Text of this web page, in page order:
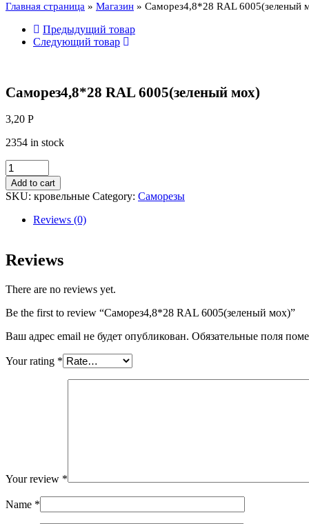
Главная страница » Магазин » Саморез4,8*28 RAL 6005(зеленый
Предыдущий товар
Следующий товар
Саморез4,8*28 RAL 6005(зеленый мох)
3,20 Р
2354 in stock
Саморез4,8*28
RAL
6005(зеленый
мох)
quantity
Add to cart
SKU: кровельные Category: Саморезы
Reviews (0)
Reviews
There are no reviews yet.
Be the first to review “Саморез4,8*28 RAL 6005(зеленый мох)”
Ваш адрес email не будет опубликован. Обязательные поля
Your rating *
Your review *
Name *